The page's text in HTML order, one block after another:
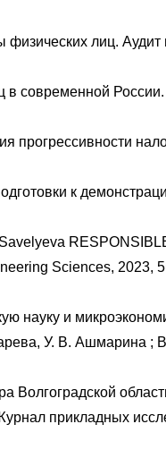
лиц.
современной
к
Sciences, 2023,
науку и
У. В. Ашмарина ;
прикладных